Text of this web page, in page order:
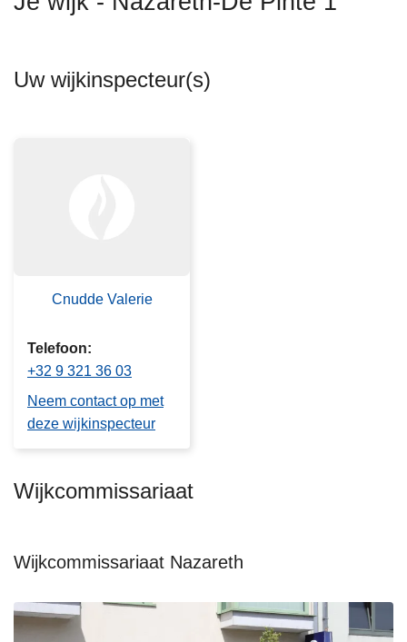
Uw wijkinspecteur(s)
Cnudde Valerie
Telefoon
+32 9 321 36 03
Neem contact op met
deze wijkinspecteur
Wijkcommissariaat
Wijkcommissariaat Nazareth